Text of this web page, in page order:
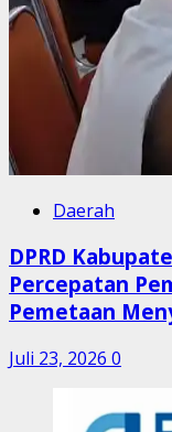
Daerah
DPRD
Percepatan
Pemetaan
Juli 23, 2026 0